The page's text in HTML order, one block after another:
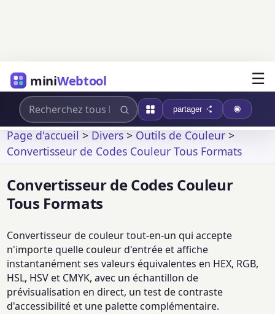
miniWebtool ☰
partager
Page d'accueil>Divers>Outils de Couleur>
Convertisseur de Codes Couleur Tous Formats
Convertisseur de Codes Couleur
Tous Formats
Convertisseur de couleur tout-en-un qui accepte
n'importe quelle couleur d'entrée et affiche
instantanément ses valeurs équivalentes en HEX, RGB,
HSL, HSV et CMYK, avec un échantillon de
prévisualisation en direct, un test de contraste
d'accessibilité et une palette complémentaire.